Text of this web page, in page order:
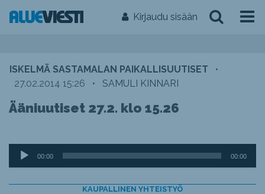
Kirjaudu sisään
ISKELMÄ SASTAMALAN PAIKALLISUUTISET
•
27.02.2014 15:26
• SAMULI KINNARI
Ääniuutiset 27.2. klo 15.26
Äänitoistin
00:00 00:00
KAUPALLINEN YHTEISTYÖ